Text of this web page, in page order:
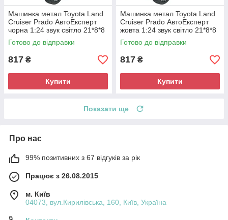
Машинка метал Toyota Land
Cruiser Prado АвтоЕксперт
чорна 1:24 звук світло 21*8*8
см (G7605-44)
Готово до відправки
817 ₴
Купити
Машинка метал Toyota Land
Cruiser Prado АвтоЕксперт
жовта 1:24 звук світло 21*8*8
см (G7605-44)
Готово до відправки
817 ₴
Купити
Показати ще
Про нас
99% позитивних з 67 відгуків за рік
Працює з 26.08.2015
м. Київ
04073, вул.Кирилівська, 160, Київ, Україна